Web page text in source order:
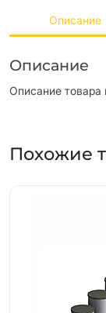
Описание
Описание
Описание товара
Похожие